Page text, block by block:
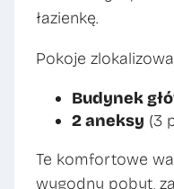
łazienkę.
Pokoje
Budynek
2 aneksy (3
Te komfortowe
wygodny pobyt,